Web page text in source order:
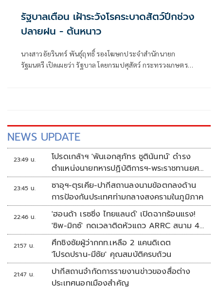
รัฐบาลเตือน เฝ้าระวังโรคระบาดสัตว์ปีกช่วง
ปลายฝน - ต้นหนาว
นางสาวอัยรินทร์ พันธุ์ฤทธิ์ รองโฆษกประจำสำนักนายก
รัฐมนตรี เปิดเผยว่า รัฐบาล โดยกรมปศุสัตว์ กระทรวงเกษตร
NEWS UPDATE
23:49 น.
โปรดเกล้าฯ 'พันเอกสุภัทร ชูตินันทน์' ดำรง
ตำแหน่งนายทหารปฏิบัติการฯ-พระราชทานยศ
'พลตรี'
23:45 น.
ซาอุฯ-ตุรเคีย-ปากีสถานลงนามข้อตกลงด้าน
การป้องกันประเทศท่ามกลางสงครามในภูมิภาค
22:46 น.
'ฮอนด้า เรซซิ่ง ไทยแลนด์' เปิดฉากร้อนแรง!
'ชิพ-มิกซ์' กดเวลาติดหัวแถว ARRC สนาม 4
ที่มัลดาลิกา
21:57 น.
ศึกชิงชัยผู้ว่ากกท.เหลือ 2 แคนดิเดต
'โปรดปราน-มีชัย' คุณสมบัติครบถ้วน
21:47 น.
ปากีสถานจำกัดการรายงานข่าวของสื่อต่าง
ประเทศนอกเมืองสำคัญ